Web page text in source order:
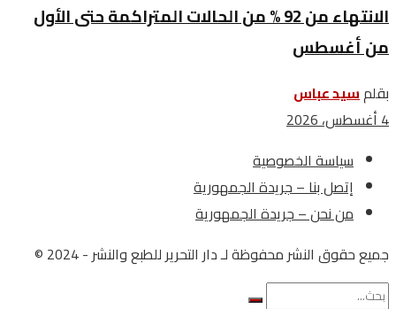
الانتهاء من 92 % من الحالات المتراكمة حتى الأول
من أغسطس
بقلمسيد عباس
4 أغسطس، 2026
سياسة الخصوصية
إتصل بنا – جريدة الجمهورية
من نحن – جريدة الجمهورية
جميع حقوق النشر محفوظة لـ دار التحرير للطبع والنشر - 2024 ©